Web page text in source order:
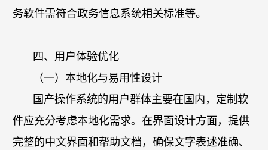
务软件需符合政务信息系统相关标准等。
四、用户体验优化
（一）本地化与易用性设计
国产操作系统的用户群体主要在国内，定制软
件应充分考虑本地化需求。在界面设计方面，提供
完整的中文界面和帮助文档，确保文字表述准确、